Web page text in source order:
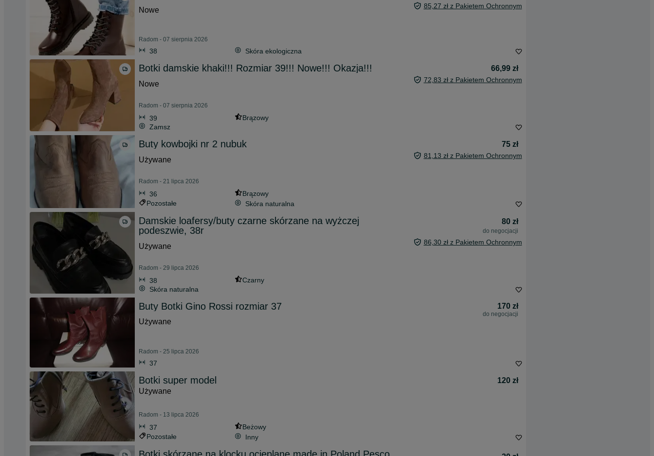
Nowe
85,27 zł z Pakietem Ochronnym
Radom - 07 sierpnia 2026
38 Skóra ekologiczna
Botki damskie khaki!!! Rozmiar 39!!! Nowe!!! Okazja!!!
66,99 zł
Nowe
72,83 zł z Pakietem Ochronnym
Radom - 07 sierpnia 2026
39
Brązowy
Zamsz
Buty kowbojki nr 2 nubuk
75 zł
Używane
81,13 zł z Pakietem Ochronnym
Radom - 21 lipca 2026
36
Brązowy
Pozostałe
Skóra naturalna
Damskie loafersy/buty czarne skórzane na wyżczej
podeszwie, 38r
80 zł
do negocjacji
Używane 86,30 zł z Pakietem Ochronnym
Radom - 29 lipca 2026
38
Czarny
Skóra naturalna
Buty Botki Gino Rossi rozmiar 37 170 zł
do negocjacji
Używane
Radom - 25 lipca 2026
37
Botki super model
120 zł
Używane
Radom - 13 lipca 2026
37
Beżowy
Pozostałe
Inny